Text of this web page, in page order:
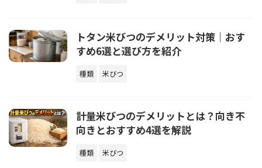
トタン米びつのデメリット対策｜おす
すめ6選と選び方を紹介
種類 米びつ
計量米びつのデメリットとは？向き不
向きとおすすめ4選を解説
種類 米びつ